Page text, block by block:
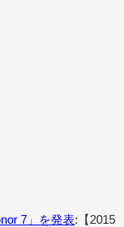
7」を発表:【2015